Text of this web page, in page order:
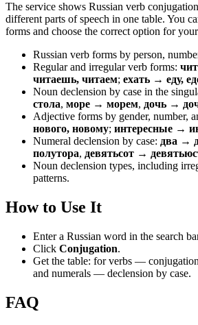
The service shows Russian verb
different parts of speech in one table. You
forms and choose the correct option for
Russian verb forms by person,
Regular and irregular verb forms:
читаешь, читаем; ехать → еду,
Noun declension by case in the
стола, море → морем, дочь →
Adjective forms by gender, number,
нового, новому; интересные →
Numeral declension by case: два →
полутора, девятьсот →
Noun declension types, including
patterns.
How to Use It
Enter a Russian word in the search
Click Conjugation.
Get the table: for verbs —
and numerals — declension by case.
FAQ